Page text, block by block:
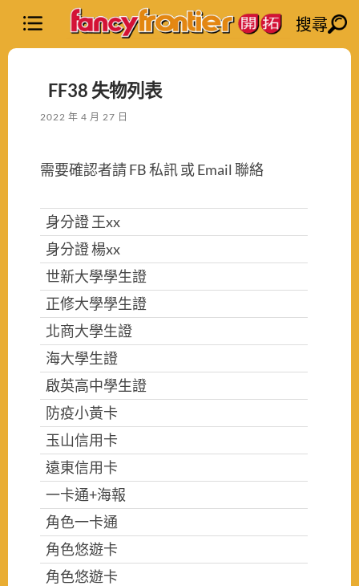
搜尋
FF38 失物列表
2022 年 4 月 27 日
需要確認者請 FB 私訊 或 Email 聯絡
身分證 王xx
身分證 楊xx
世新大學學生證
正修大學學生證
北商大學生證
海大學生證
啟英高中學生證
防疫小黃卡
玉山信用卡
遠東信用卡
一卡通+海報
角色一卡通
角色悠遊卡
角色悠遊卡